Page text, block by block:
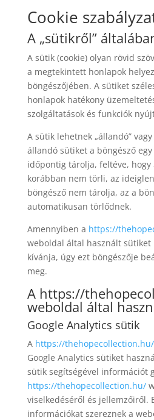
Cookie
A „sütikről”
A sütik (cookie) olyan rövid
a megtekintett honlapok
böngészőjében. A sütiket
honlapok hatékony
szolgáltatások és funkciók
A sütik lehetnek „állandó”
állandó sütiket a böngésző
időpontig tárolja, feltéve, hogy
korábban nem törli, az
böngésző nem tárolja, az a
automatikusan törlődnek.
Amennyiben a https://
weboldal által használt
kívánja, úgy ezt böngészője
meg.
A https://
weboldal által
Google Analytics sütik
A https://thehopecollection.hu/
Google Analytics sütiket
sütik segítségével információt
https://thehopecollection.hu/
viselkedéséről és jellemzőiről.
információkat szereznek a